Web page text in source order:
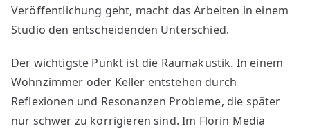
eine
Session
uns
ab
Veröffentlichung geht, macht das Arbeiten in einem
Studio den entscheidenden Unterschied.
Der wichtigste Punkt ist die Raumakustik. In einem
Wohnzimmer oder Keller entstehen durch
Reflexionen und Resonanzen Probleme, die später
nur schwer zu korrigieren sind. Im Florin Media